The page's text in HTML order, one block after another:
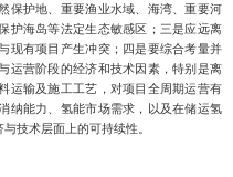
保护地、重要渔业水域、海湾、重要河
护海岛等法定生态敏感区；三是应远离
现有项目产生冲突；四是要综合考量并
运营阶段的经济和技术因素，特别是离
运输及施工工艺，对项目全周期运营有
纳能力、氢能市场需求，以及在储运氢
技术层面上的可持续性。